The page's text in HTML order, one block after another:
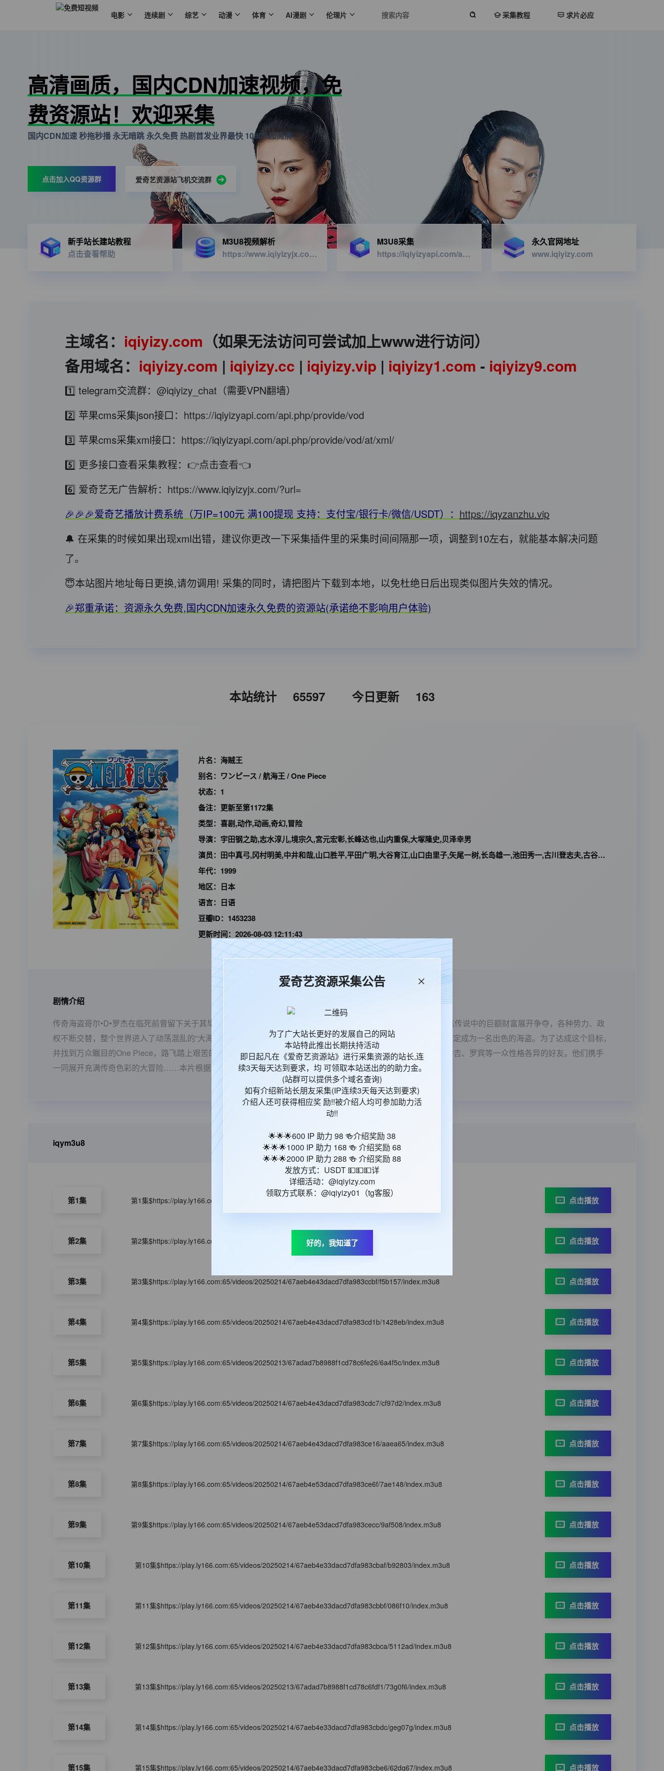
电影 连续剧 综艺 动漫 体育 AI漫剧 伦理片 采集教程 求片必应
高清画质，国内CDN加速视频，免
费资源站！欢迎采集
国内CDN加速 秒拖秒播 永无暗跳 永久免费 热剧首发业界最快 1080P超高清
点击加入QQ资源群 爱奇艺资源站飞机交流群
新手站长建站教程
点击查看帮助
M3U8视频解析
https://www.iqiyizyjx.com/?url=
M3U8采集
https://iqiyizyapi.com/api.php/provide/vod/from/snm3u8/at/xml
永久官网地址
www.iqiyizy.com
主域名： iqiyizy.com （如果无法访问可尝试加上www进行访问）
备用域名： iqiyizy.com | iqiyizy.cc | iqiyizy.vip | iqiyizy1.com - iqiyizy9.com
1️⃣ telegram交流群： @iqiyizy_chat （需要VPN翻墙）
2️⃣ 苹果cms采集json接口： https://iqiyizyapi.com/api.php/provide/vod
3️⃣ 苹果cms采集xml接口： https://iqiyizyapi.com/api.php/provide/vod/at/xml/
5️⃣ 更多接口查看采集教程： 👉点击查看👈
6️⃣ 爱奇艺无广告解析： https://www.iqiyizyjx.com/?url=
🎉🎉🎉爱奇艺播放计费系统（万IP=100元 满100提现 支持：支付宝/银行卡/微信/USDT）： https://iqyzanzhu.vip
🔔 在采集的时候如果出现xml出错，建议你更改一下采集插件里的采集时间间隔那一项，调整到10左右，就能基本解决问题
了。
😇本站图片地址每日更换,请勿调用! 采集的同时，请把图片下载到本地，以免杜绝日后出现类似图片失效的情况。
🎉郑重承诺：资源永久免费,国内CDN加速永久免费的资源站(承诺绝不影响用户体验)
本站统计 65597 今日更新 163
片名： 海贼王
别名： ワンピース / 航海王 / One Piece
状态： 1
备注： 更新至第1172集
类型： 喜剧,动作,动画,奇幻,冒险
导演： 宇田钢之助,志水淳儿,境宗久,宮元宏彰,长峰达也,山内重保,大塚隆史,贝泽幸男
演员： 田中真弓,冈村明美,中井和哉,山口胜平,平田广明,大谷育江,山口由里子,矢尾一树,长岛雄一,池田秀一,古川登志夫,古谷彻,大塚周夫,津嘉山正种,草尾毅,大场真人,宝龟克寿,园部启一,柴田秀胜,中博史,阪口大助,竹内顺子,千叶繁,三石琴乃,挂川裕彦,堀秀行,田中秀幸,大友龙三郎,有本钦隆,大塚明夫,玄田哲章,小山茉美,土井美加,野田顺子,渡边美佐,野上尤加奈,林原惠美,水树奈奈,园崎未惠,西原久美子,久川绫,泽城美雪,池泽春菜,斋藤千和,神谷浩史,浪川大辅,森久保祥太郎,石田彰,高木涉,桧山修之,子安武人,
年代： 1999
地区： 日本
语言： 日语
豆瓣ID： 1453238
更新时间： 2026-08-03 12:11:43
剧情介绍
传奇海盗哥尔•D•罗杰在临死前曾留下关于其毕生的财富“One Piece”的消息，由此引得群雄并起，众海盗们为了这笔传说中的巨额财富展开争夺，各种势力、政
权不断交替，整个世界进入了动荡混乱的“大海贼时代”。生长在东海某小村庄的路飞受到海贼香克斯的精神指引，决定成为一名出色的海盗。为了达成这个目标，
并找到万众瞩目的One Piece，路飞踏上艰苦的旅程。一路上他遇到了无数磨难，也结识了索隆、娜美、乌索普、香吉、罗宾等一众性格各异的好友。他们携手
一同展开充满传奇色彩的大冒险……本片根据日本漫画家尾田荣一郎超人气漫画原作《One Piece》改编。
iqym3u8
第1集 第1集$https://play.ly166.com:65/videos/20250213/67adad7b8988f1cd78c6fdf7/3e0812/index.m3u8 点击播放
第2集 第2集$https://play.ly166.com:65/videos/20250214/67aeb4e33dacd7dfa983cc63/092c8b/index.m3u8 点击播放
第3集 第3集$https://play.ly166.com:65/videos/20250214/67aeb4e43dacd7dfa983ccbf/f5b157/index.m3u8 点击播放
第4集 第4集$https://play.ly166.com:65/videos/20250214/67aeb4e43dacd7dfa983cd1b/1428eb/index.m3u8 点击播放
第5集 第5集$https://play.ly166.com:65/videos/20250213/67adad7b8988f1cd78c6fe26/6a4f5c/index.m3u8 点击播放
第6集 第6集$https://play.ly166.com:65/videos/20250214/67aeb4e43dacd7dfa983cdc7/cf97d2/index.m3u8 点击播放
第7集 第7集$https://play.ly166.com:65/videos/20250214/67aeb4e43dacd7dfa983ce16/aaea65/index.m3u8 点击播放
第8集 第8集$https://play.ly166.com:65/videos/20250214/67aeb4e53dacd7dfa983ce6f/7ae148/index.m3u8 点击播放
第9集 第9集$https://play.ly166.com:65/videos/20250214/67aeb4e53dacd7dfa983cecc/9af508/index.m3u8 点击播放
第10集 第10集$https://play.ly166.com:65/videos/20250214/67aeb4e33dacd7dfa983cbaf/b92803/index.m3u8 点击播放
第11集 第11集$https://play.ly166.com:65/videos/20250214/67aeb4e33dacd7dfa983cbbf/086f10/index.m3u8 点击播放
第12集 第12集$https://play.ly166.com:65/videos/20250214/67aeb4e33dacd7dfa983cbca/5112ad/index.m3u8 点击播放
第13集 第13集$https://play.ly166.com:65/videos/20250213/67adad7b8988f1cd78c6fdf1/73g0f6/index.m3u8 点击播放
第14集 第14集$https://play.ly166.com:65/videos/20250214/67aeb4e33dacd7dfa983cbdc/geg07g/index.m3u8 点击播放
第15集 第15集$https://play.ly166.com:65/videos/20250214/67aeb4e33dacd7dfa983cbe6/62dg67/index.m3u8 点击播放
爱奇艺资源采集公告
为了广大站长更好的发展自己的网站
本站特此推出长期扶持活动
即日起凡在《爱奇艺资源站》进行采集资源的站长,连
续3天每天达到要求，均 可领取本站送出的的助力金。
(站群可以提供多个域名查询)
如有介绍新站长朋友采集(IP连续3天每天达到要求)
介绍人还可获得相应奖 励!!被介绍人均可参加助力活
动!!
🌟🌟🌟600 IP 助力 98 🍻介绍奖励 38
🌟🌟🌟1000 IP 助力 168 🍻 介绍奖励 68
🌟🌟🌟2000 IP 助力 288 🍻 介绍奖励 88
发放方式：USDT 💵💵💵详
详细活动：@iqiyizy.com
领取方式联系：@iqiyizy01（tg客服）
好的，我知道了